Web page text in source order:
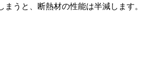
うと、断熱材の性能は半減します。